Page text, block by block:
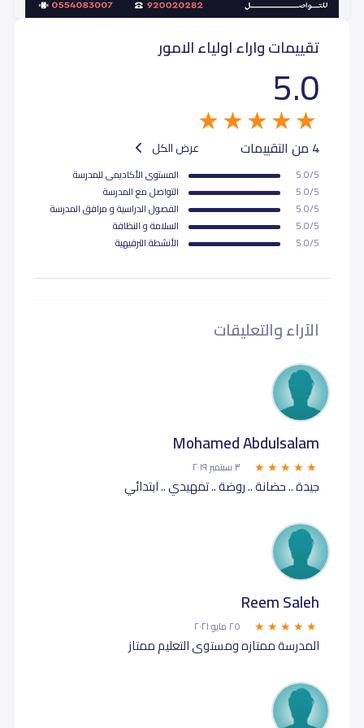
تقييمات واراء اولياء الامور
5.0
4 من التقييمات عرض الكل
5.0/5
المستوى اﻷكاديمى للمدرسة
5.0/5
التواصل مع المدرسة
5.0/5
الفصول الدراسية و مرافق المدرسة
5.0/5
السلامة و النظافة
5.0/5
اﻷنشطة الترفيهية
الآراء والتعليقات
Mohamed Abdulsalam
٣ سبتمبر ٢٠١٩
جيدة .. حضانة .. روضة .. تمهيدي .. ابتدائي
Reem Saleh
٢٥ مايو ٢٠٢١
المدرسة ممتازه ومستوى التعليم ممتاز